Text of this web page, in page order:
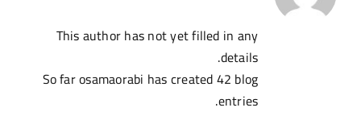
أخبارنا
This author has not yet filled in any
details.
So far osamaorabi has created 42 blog
entries.